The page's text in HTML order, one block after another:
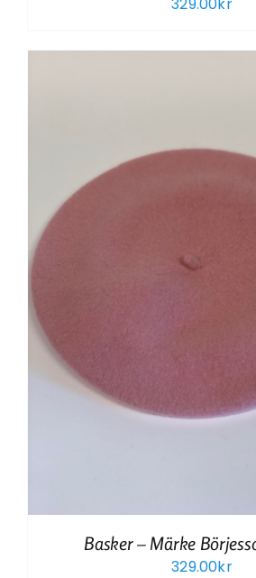
Basker – Märke
329.00kr